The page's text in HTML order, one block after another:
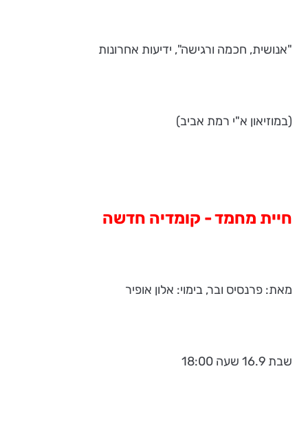
"אנושית, חכמה ורגישה", ידיעות אחרונות
(במוזיאון א"י רמת אביב)
חיית מחמד - קומדיה חדשה
מאת: פרנסיס ובר, בימוי: אלון אופיר
שבת 16.9 שעה 18:00